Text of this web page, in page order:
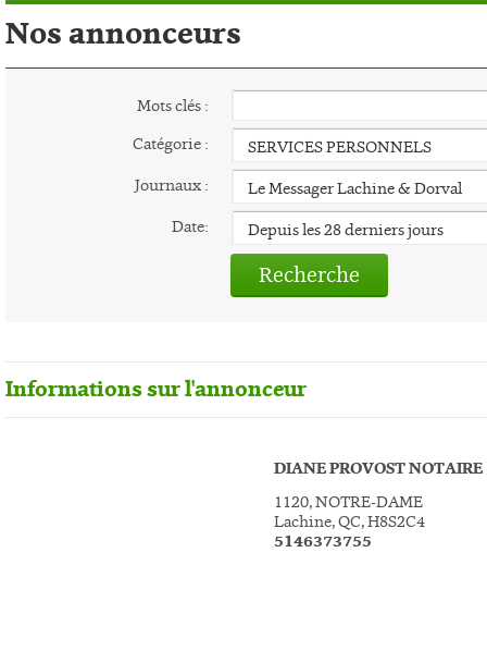
Nos annonceurs
Mots clés :
Catégorie :
Journaux :
Date:
Recherche
Informations sur l'annonceur
DIANE PROVOST NOTAIRE
1120, NOTRE-DAME
Lachine, QC, H8S2C4
5146373755